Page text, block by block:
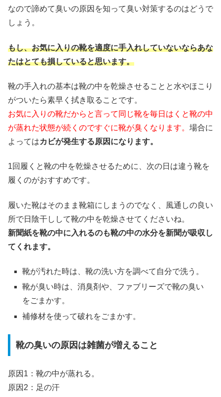
なので諦めて臭いの原因を知って臭い対策するのはどうで
しょう。
もし、お気に入りの靴を適度に手入れしていないならあな
たはとても損していると思います。
靴の手入れの基本は靴の中を乾燥させることと水やほこり
がついたら素早く拭き取ることです。
お気に入りの靴だからと言って同じ靴を毎日はくと靴の中
が蒸れた状態が続くのですぐに靴が臭くなります。 場合に
よってはカビが発生する原因になります。
1回履くと靴の中を乾燥させるために、次の日は違う靴を
履くのがおすすめです。
履いた靴はそのまま靴箱にしまうのでなく、風通しの良い
所で日陰干しして靴の中を乾燥させてくださいね。
新聞紙を靴の中に入れるのも靴の中の水分を新聞が吸収し
てくれます。
靴が汚れた時は、靴の洗い方を調べて自分で洗う。
靴が臭い時は、消臭剤や、ファブリーズで靴の臭い
をごまかす。
補修材を使って破れをごまかす。
靴の臭いの原因は雑菌が増えること
原因1：靴の中が蒸れる。
原因2：足の汗